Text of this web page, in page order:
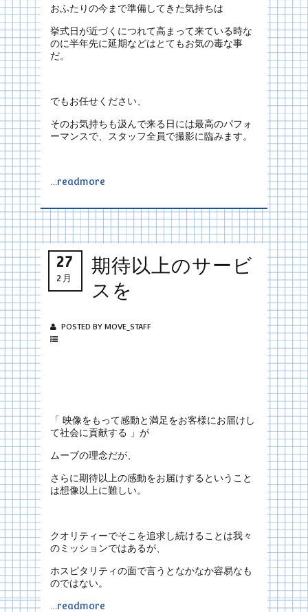
おふたりの今まで準備してきた気持ちは
挙式日が近づくにつれて高まって来ている時な
のに半年先に延期などはとてもお気の毒な事
だ。
でもお任せください、
そのお気持ちも汲んで来る日には最高のパフォ
ーマンスで、スタッフ全員で撮影に臨みます。
…readmore
27
2月
期待以上のサービ
スを
POSTED BY MOVE_STAFF
「 映像をもって感動と満足をお客様にお届けし
て社会に貢献する 」が
ムーブの理念だが、
さらに期待以上の感動をお届けするということ
は想像以上に難しい。
クオリティーでそこを追求し続けることは我々
のミッションではあるが、
ホスピタリティの面で言うとなかなか容易なも
のではない。
…readmore